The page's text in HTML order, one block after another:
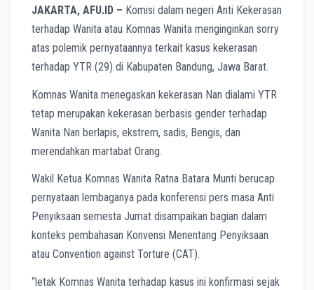
JAKARTA, AFU.ID – Komisi dalam negeri Anti Kekerasan
terhadap Wanita atau Komnas Wanita menginginkan sorry
atas polemik pernyataannya terkait kasus kekerasan
terhadap YTR (29) di Kabupaten Bandung, Jawa Barat.
Komnas Wanita menegaskan kekerasan Nan dialami YTR
tetap merupakan kekerasan berbasis gender terhadap
Wanita Nan berlapis, ekstrem, sadis, Bengis, dan
merendahkan martabat Orang.
Wakil Ketua Komnas Wanita Ratna Batara Munti berucap
pernyataan lembaganya pada konferensi pers masa Anti
Penyiksaan semesta Jumat disampaikan bagian dalam
konteks pembahasan Konvensi Menentang Penyiksaan
atau Convention against Torture (CAT).
“letak Komnas Wanita terhadap kasus ini konfirmasi sejak